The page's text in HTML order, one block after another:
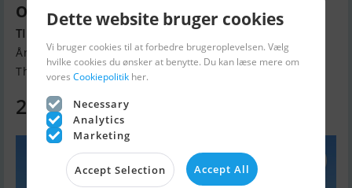
Olympic 520 Bowrider
TILBUD med 100 HK Honda
Årgang 2026, Motorbåd til salg
Thisted, Danmark
235.628 DKK
Dette website bruger cookies
Vi bruger cookies til at forbedre brugeroplevelsen. Vælg
hvilke cookies du ønsker at benytte. Du kan læse mere om
vores Cookiepolitik her.
Necessary
Analytics
Marketing
Accept Selection Accept All